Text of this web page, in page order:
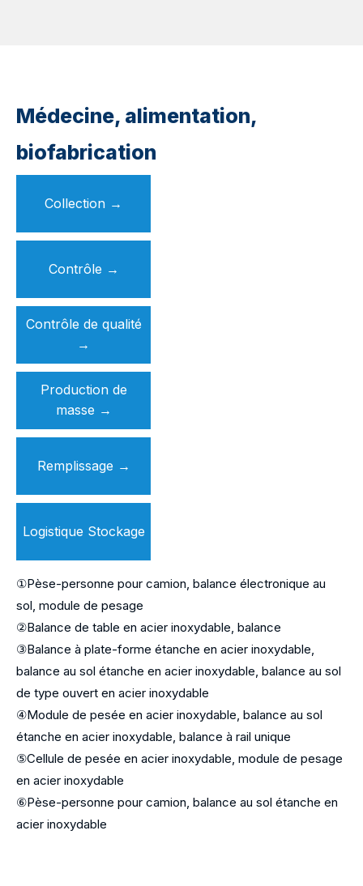
Médecine, alimentation,
biofabrication
Collection →
Contrôle →
Contrôle de qualité
→
Production de
masse →
Remplissage →
Logistique Stockage
①Pèse-personne pour camion, balance électronique au
sol, module de pesage
②Balance de table en acier inoxydable, balance
③Balance à plate-forme étanche en acier inoxydable,
balance au sol étanche en acier inoxydable, balance au sol
de type ouvert en acier inoxydable
④Module de pesée en acier inoxydable, balance au sol
étanche en acier inoxydable, balance à rail unique
⑤Cellule de pesée en acier inoxydable, module de pesage
en acier inoxydable
⑥Pèse-personne pour camion, balance au sol étanche en
acier inoxydable